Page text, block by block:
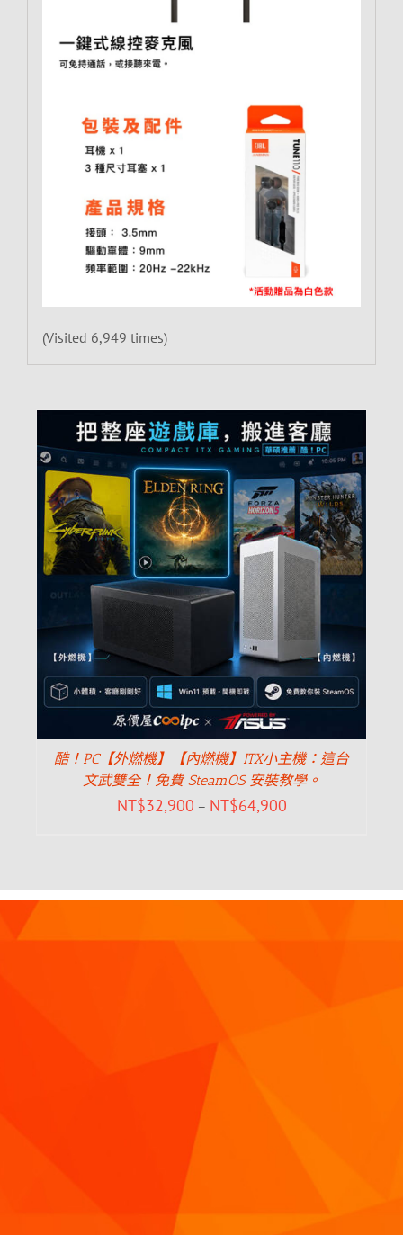
(Visited 6,949 times)
酷！PC【外燃機】【內燃機】ITX小主機：這台
文武雙全！免費 SteamOS 安裝教學。
NT$32,900 – NT$64,900